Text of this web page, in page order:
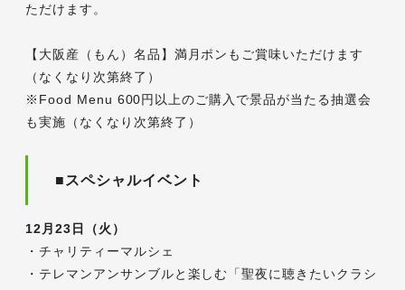
ただけます。
【大阪産（もん）名品】満月ポンもご賞味いただけます
（なくなり次第終了）
※Food Menu 600円以上のご購入で景品が当たる抽選会
も実施（なくなり次第終了）
■スペシャルイベント
12月23日（火）
・チャリティーマルシェ
・テレマンアンサンブルと楽しむ「聖夜に聴きたいクラシ